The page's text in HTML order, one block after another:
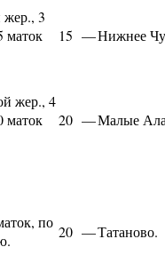
3
маток
15 —Нижнее
жер., 4
маток
20 —Малые
по
20 —Татаново.